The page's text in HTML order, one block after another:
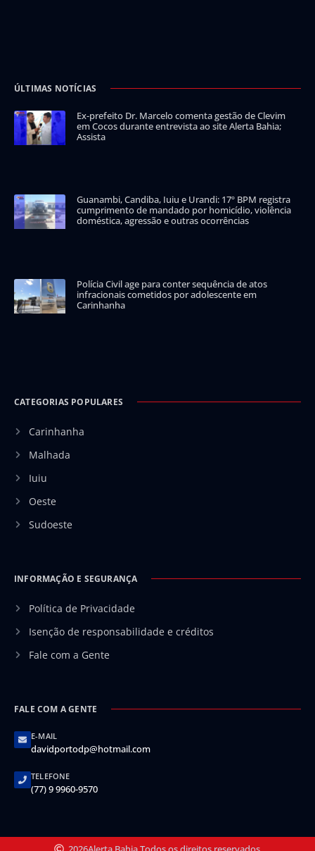
ÚLTIMAS NOTÍCIAS
Ex-prefeito Dr. Marcelo comenta gestão de Clevim
em Cocos durante entrevista ao site Alerta Bahia;
Assista
Guanambi, Candiba, Iuiu e Urandi: 17º BPM registra
cumprimento de mandado por homicídio, violência
doméstica, agressão e outras ocorrências
Polícia Civil age para conter sequência de atos
infracionais cometidos por adolescente em
Carinhanha
CATEGORIAS POPULARES
Carinhanha
Malhada
Iuiu
Oeste
Sudoeste
INFORMAÇÃO E SEGURANÇA
Política de Privacidade
Isenção de responsabilidade e créditos
Fale com a Gente
FALE COM A GENTE
E-MAIL
davidportodp@hotmail.com
TELEFONE
(77) 9 9960-9570